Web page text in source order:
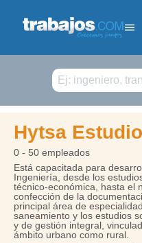
Buscar
Hytsa
0 - 50 empleados
Está capacitada para
Ingeniería, desde los
técnico-económica, hasta el
confección de la
principal área de
saneamiento y los estudios
y de gestión integral,
ámbito urbano como rural.